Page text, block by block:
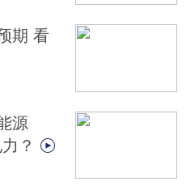
期 看
源
？